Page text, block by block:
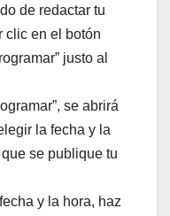
de redactar tu
clic en el botón
justo al
se abrirá
la fecha y la
se publique tu
y la hora, haz